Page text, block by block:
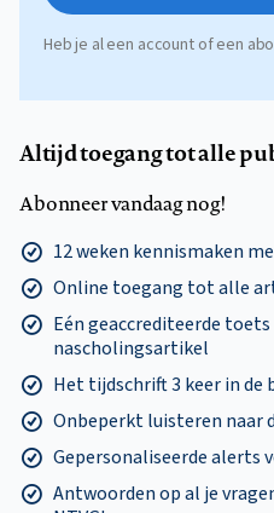
Heb je al een account of een
Altijd toegang tot alle
Abonneer vandaag nog!
12 weken kennismaken
Online toegang tot alle
Eén geaccrediteerde
nascholingsartikel
Het tijdschrift 3 keer in de
Onbeperkt luisteren naar
Gepersonaliseerde alerts
Antwoorden op al je